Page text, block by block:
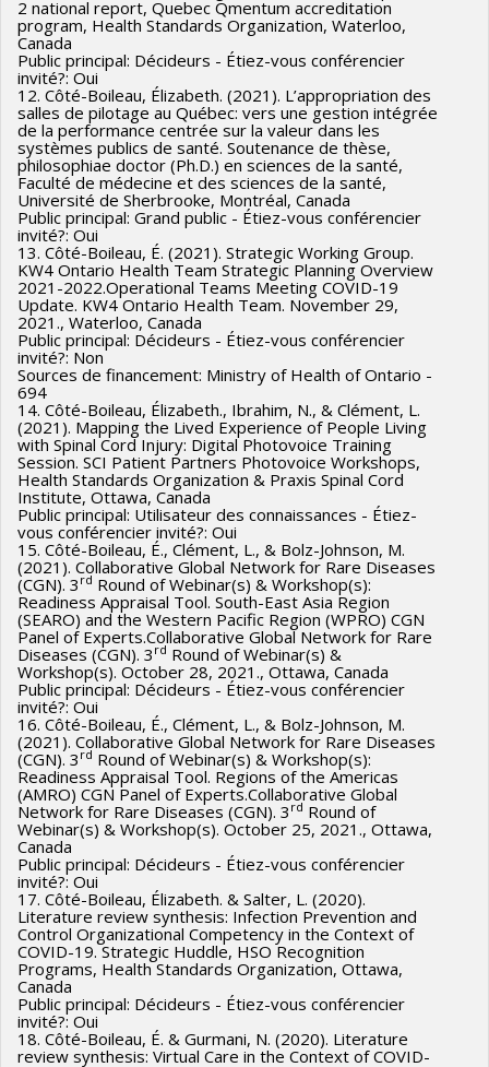
2 national report, Quebec Qmentum accreditation
program, Health Standards Organization, Waterloo,
Canada
Public principal: Décideurs - Étiez-vous conférencier
invité?: Oui
12. Côté-Boileau, Élizabeth. (2021). L’appropriation des
salles de pilotage au Québec: vers une gestion intégrée
de la performance centrée sur la valeur dans les
systèmes publics de santé. Soutenance de thèse,
philosophiae doctor (Ph.D.) en sciences de la santé,
Faculté de médecine et des sciences de la santé,
Université de Sherbrooke, Montréal, Canada
Public principal: Grand public - Étiez-vous conférencier
invité?: Oui
13. Côté-Boileau, É. (2021). Strategic Working Group.
KW4 Ontario Health Team Strategic Planning Overview
2021-2022.Operational Teams Meeting COVID-19
Update. KW4 Ontario Health Team. November 29,
2021., Waterloo, Canada
Public principal: Décideurs - Étiez-vous conférencier
invité?: Non
Sources de financement: Ministry of Health of Ontario -
694
14. Côté-Boileau, Élizabeth., Ibrahim, N., & Clément, L.
(2021). Mapping the Lived Experience of People Living
with Spinal Cord Injury: Digital Photovoice Training
Session. SCI Patient Partners Photovoice Workshops,
Health Standards Organization & Praxis Spinal Cord
Institute, Ottawa, Canada
Public principal: Utilisateur des connaissances - Étiez-
vous conférencier invité?: Oui
15. Côté-Boileau, É., Clément, L., & Bolz-Johnson, M.
(2021). Collaborative Global Network for Rare Diseases
(CGN). 3 rd Round of Webinar(s) & Workshop(s):
Readiness Appraisal Tool. South-East Asia Region
(SEARO) and the Western Pacific Region (WPRO) CGN
Panel of Experts.Collaborative Global Network for Rare
Diseases (CGN). 3 rd Round of Webinar(s) &
Workshop(s). October 28, 2021., Ottawa, Canada
Public principal: Décideurs - Étiez-vous conférencier
invité?: Oui
16. Côté-Boileau, É., Clément, L., & Bolz-Johnson, M.
(2021). Collaborative Global Network for Rare Diseases
(CGN). 3 rd Round of Webinar(s) & Workshop(s):
Readiness Appraisal Tool. Regions of the Americas
(AMRO) CGN Panel of Experts.Collaborative Global
Network for Rare Diseases (CGN). 3 rd Round of
Webinar(s) & Workshop(s). October 25, 2021., Ottawa,
Canada
Public principal: Décideurs - Étiez-vous conférencier
invité?: Oui
17. Côté-Boileau, Élizabeth. & Salter, L. (2020).
Literature review synthesis: Infection Prevention and
Control Organizational Competency in the Context of
COVID-19. Strategic Huddle, HSO Recognition
Programs, Health Standards Organization, Ottawa,
Canada
Public principal: Décideurs - Étiez-vous conférencier
invité?: Oui
18. Côté-Boileau, É. & Gurmani, N. (2020). Literature
review synthesis: Virtual Care in the Context of COVID-